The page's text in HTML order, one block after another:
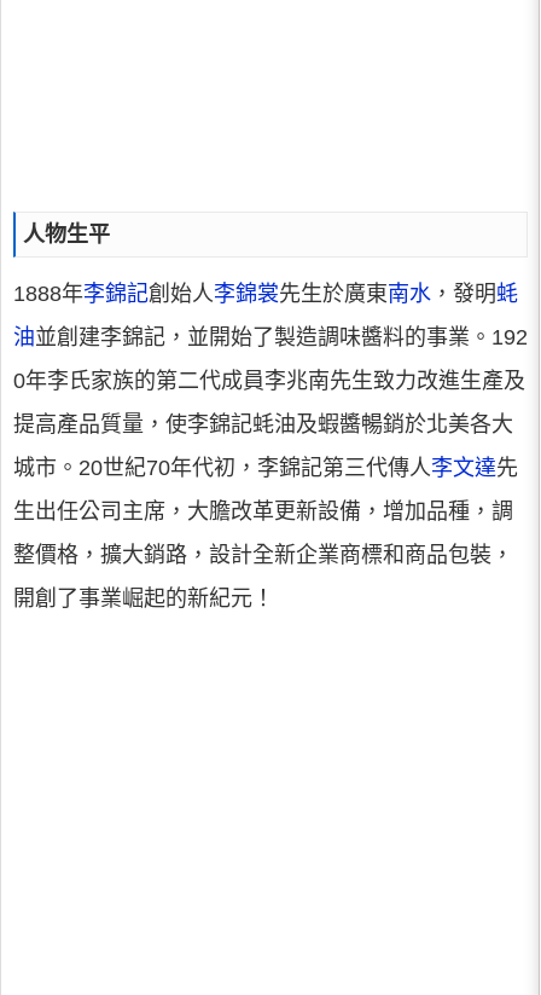
人物生平
1888年李錦記創始人李錦裳先生於廣東南水 ，發明蚝
油並創建李錦記，並開始了製造調味醬料的事業。192
0年李氏家族的第二代成員李兆南先生致力改進生產及
提高產品質量，使李錦記蚝油及蝦醬暢銷於北美各大
城市。20世紀70年代初，李錦記第三代傳人李文達先
生出任公司主席，大膽改革更新設備，增加品種，調
整價格，擴大銷路，設計全新企業商標和商品包裝，
開創了事業崛起的新紀元！